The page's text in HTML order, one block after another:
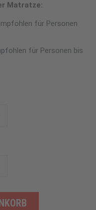
Matratze:
für Personen
für Personen bis